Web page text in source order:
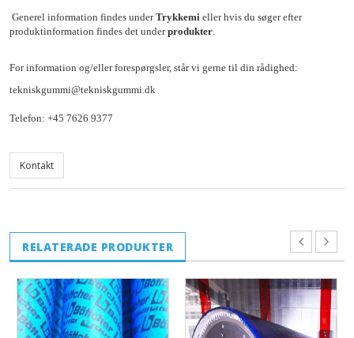
Generel information findes under Trykkemi eller hvis du søger efter
produktinformation findes det underprodukter.
For information og/eller forespørgsler, står vi gerne til din rådighed:
tekniskgummi@tekniskgummi.dk
Telefon: +45 7626 9377
Kontakt
RELATERADE PRODUKTER